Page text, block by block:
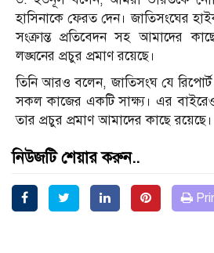
হাসিনাকে ফেরত দেন। জাতিসংঘের
সংক্রান্ত প্রতিবেদন সহ আমাদের
লঙ্ঘনের প্রচুর প্রমাণ রয়েছে।
তিনি আরও বলেন, জাতিসংঘ যে
সকল কাজের একটি সাক্ষ্য। এর
তার প্রচুর প্রমাণ আমাদের কাছে রয়েছে।
নিউজটি শেয়ার করুন..